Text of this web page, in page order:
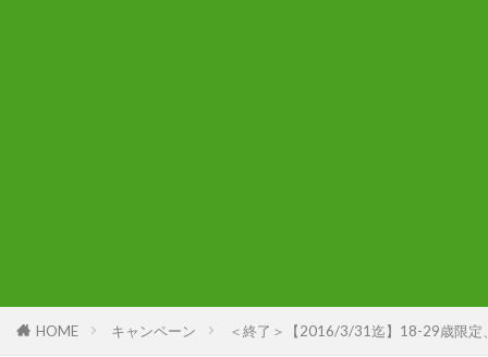
HOME キャンペーン ＜終了＞【2016/3/31迄】18-29歳限定